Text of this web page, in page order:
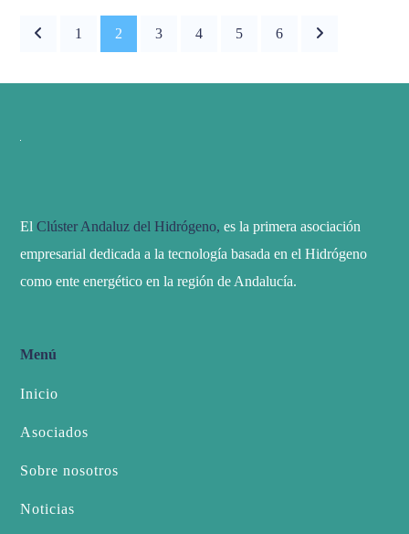
1 2 3 4 5 6
El Clúster Andaluz del Hidrógeno, es la primera asociación
empresarial dedicada a la tecnología basada en el Hidrógeno
como ente energético en la región de Andalucía.
Menú
Inicio
Asociados
Sobre nosotros
Noticias